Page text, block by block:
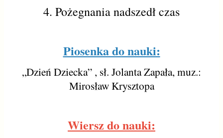
4. Pożegnania nadszedł czas
Piosenka do nauki:
„Dzień Dziecka” , sł. Jolanta Zapała, muz.:
Mirosław Krysztopa
Wiersz do nauki: